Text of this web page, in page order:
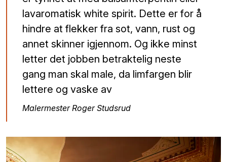
lavaromatisk white spirit. Dette er for å
hindre at flekker fra sot, vann, rust og
annet skinner igjennom. Og ikke minst
letter det jobben betraktelig neste
gang man skal male, da limfargen blir
lettere og vaske av
Malermester Roger Studsrud